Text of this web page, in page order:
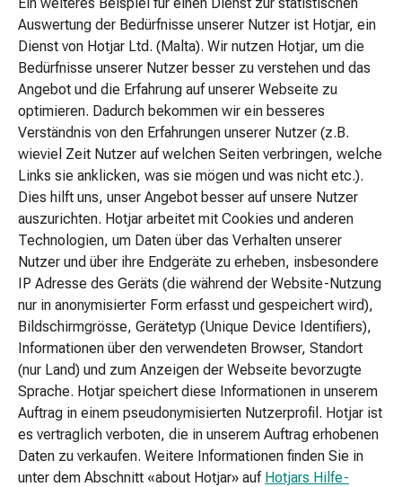
&
Duschen
Pflegeaccessoires
Windeln
Kinderzahnbürsten
&-
zahnpasta
Pflegecreme
&
Lotion
Nuggi
&
Beissringe
Bernsteinketten
&
Greifringe
Nuggi
&
Zubehör
Schwangerschaft
&
Mutterschaft
Auswertung der Bedürfnisse unserer Nutzer ist Hotjar, ein
Dienst von Hotjar Ltd. (Malta). Wir nutzen Hotjar, um die
Bedürfnisse unserer Nutzer besser zu verstehen und das
Angebot und die Erfahrung auf unserer Webseite zu
optimieren. Dadurch bekommen wir ein besseres
Verständnis von den Erfahrungen unserer Nutzer (z.B.
wieviel Zeit Nutzer auf welchen Seiten verbringen, welche
Links sie anklicken, was sie mögen und was nicht etc.).
Dies hilft uns, unser Angebot besser auf unsere Nutzer
auszurichten. Hotjar arbeitet mit Cookies und anderen
Technologien, um Daten über das Verhalten unserer
Nutzer und über ihre Endgeräte zu erheben, insbesondere
IP Adresse des Geräts (die während der Website-Nutzung
nur in anonymisierter Form erfasst und gespeichert wird),
Bildschirmgrösse, Gerätetyp (Unique Device Identifiers),
Informationen über den verwendeten Browser, Standort
(nur Land) und zum Anzeigen der Webseite bevorzugte
Sprache. Hotjar speichert diese Informationen in unserem
Auftrag in einem pseudonymisierten Nutzerprofil. Hotjar ist
es vertraglich verboten, die in unserem Auftrag erhobenen
Daten zu verkaufen. Weitere Informationen finden Sie in
unter dem Abschnitt «about Hotjar» auf Hotjars Hilfe-